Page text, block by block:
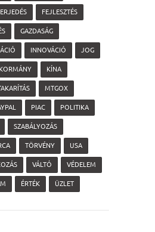
FEJLESZTÉS
GAZDASÁG
INNOVÁCIÓ JOG
KORMÁNY KÍNA
MTGOX
PIAC POLITIKA
SZABÁLYOZÁS
TÖRVÉNY USA
VÁLTÓ VÉDELEM
ÉRTÉK ÜZLET